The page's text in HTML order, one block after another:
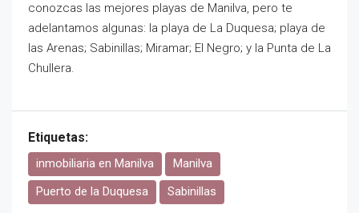
conozcas las mejores playas de Manilva, pero te
adelantamos algunas: la playa de La Duquesa; playa de
las Arenas; Sabinillas; Miramar; El Negro; y la Punta de La
Chullera.
Etiquetas:
inmobiliaria en Manilva
Manilva
Puerto de la Duquesa
Sabinillas